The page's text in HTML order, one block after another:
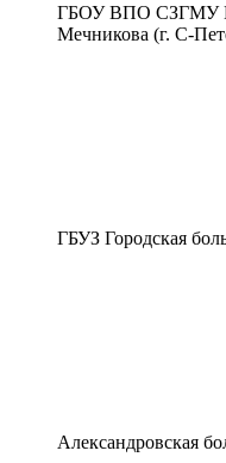
ГБОУ ВПО СЗГМУ
Мечникова (г. С-
ГБУЗ Городская
Александровская